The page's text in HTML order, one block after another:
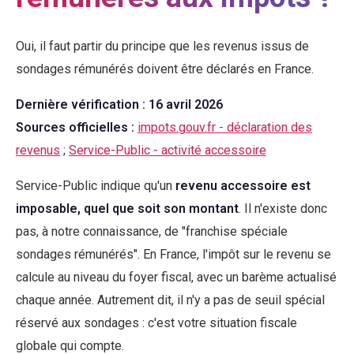
Oui, il faut partir du principe que les revenus issus de
sondages rémunérés doivent être déclarés en France.
Dernière vérification : 16 avril 2026
Sources officielles : impots.gouv.fr - déclaration des
revenus ; Service-Public - activité accessoire
Service-Public indique qu'un revenu accessoire est
imposable, quel que soit son montant. Il n'existe donc
pas, à notre connaissance, de "franchise spéciale
sondages rémunérés". En France, l'impôt sur le revenu se
calcule au niveau du foyer fiscal, avec un barème actualisé
chaque année. Autrement dit, il n'y a pas de seuil spécial
réservé aux sondages : c'est votre situation fiscale
globale qui compte.